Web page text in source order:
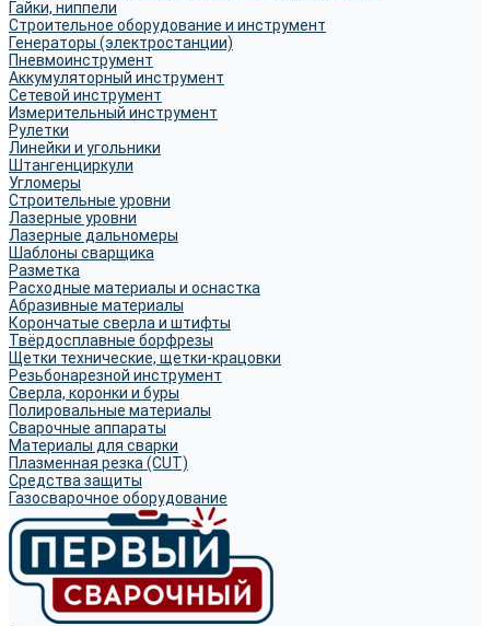
Гайки, ниппели
Строительное оборудование и инструмент
Генераторы (электростанции)
Пневмоинструмент
Аккумуляторный инструмент
Сетевой инструмент
Измерительный инструмент
Рулетки
Линейки и угольники
Штангенциркули
Угломеры
Строительные уровни
Лазерные уровни
Лазерные дальномеры
Шаблоны сварщика
Разметка
Расходные материалы и оснастка
Абразивные материалы
Корончатые сверла и штифты
Твёрдосплавные борфрезы
Щетки технические, щетки-крацовки
Резьбонарезной инструмент
Сверла, коронки и буры
Полировальные материалы
Сварочные аппараты
Материалы для сварки
Плазменная резка (CUT)
Средства защиты
Газосварочное оборудование